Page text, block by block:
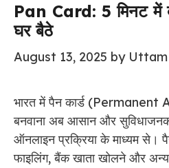
Pan Card: 5 मिनट में
घर बैठे
August 13, 2025 by Uttam
भारत में पैन कार्ड
बनवाना अब आसान और
ऑनलाइन प्रक्रिया के माध्यम से।
फाइलिंग, बैंक खाता खोलने और अन्य